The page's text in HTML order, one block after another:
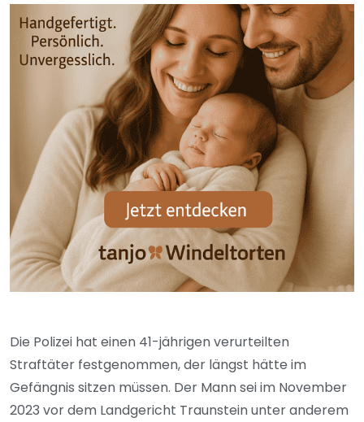
Die Polizei hat einen 41-jährigen verurteilten
Straftäter festgenommen, der längst hätte im
Gefängnis sitzen müssen. Der Mann sei im November
2023 vor dem Landgericht Traunstein unter anderem